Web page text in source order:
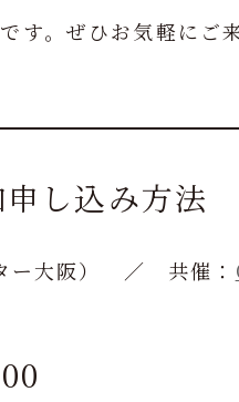
。ぜひお気軽にご
し込み方法
ー大阪） ／ 共催：